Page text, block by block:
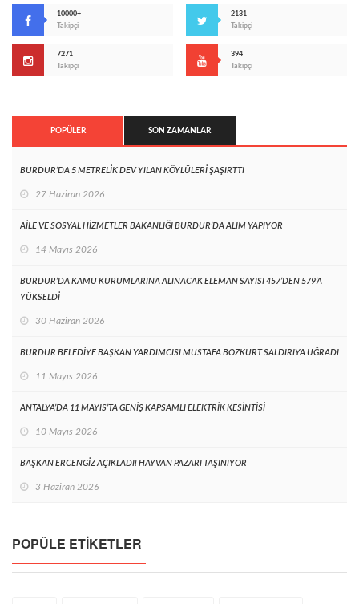
10000+
Takipçi
2131
Takipçi
7271
Takipçi
394
Takipçi
POPÜLER SON ZAMANLAR
BURDUR’DA 5 METRELİK DEV YILAN KÖYLÜLERİ ŞAŞIRTTI
27 Haziran 2026
AİLE VE SOSYAL HİZMETLER BAKANLIĞI BURDUR’DA ALIM YAPIYOR
14 Mayıs 2026
BURDUR’DA KAMU KURUMLARINA ALINACAK ELEMAN SAYISI 457’DEN 579’A
YÜKSELDİ
30 Haziran 2026
BURDUR BELEDİYE BAŞKAN YARDIMCISI MUSTAFA BOZKURT SALDIRIYA UĞRADI
11 Mayıs 2026
ANTALYA’DA 11 MAYIS’TA GENİŞ KAPSAMLI ELEKTRİK KESİNTİSİ
10 Mayıs 2026
BAŞKAN ERCENGİZ AÇIKLADI! HAYVAN PAZARI TAŞINIYOR
3 Haziran 2026
POPÜLE ETIKETLER